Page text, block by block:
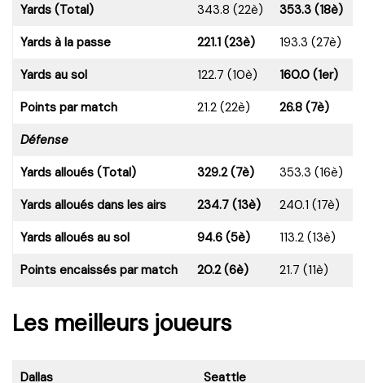
Yards (Total)
343.8 (22è)
353.3 (18è)
Yards à la passe
221.1 (23è)
193.3 (27è)
Yards au sol
122.7 (10è)
160.0 (1er)
Points par match
21.2 (22è)
26.8 (7è)
Défense
Yards alloués (Total)
329.2 (7è)
353.3 (16è)
Yards alloués dans les airs
234.7 (13è)
240.1 (17è)
Yards alloués au sol
94.6 (5è)
113.2 (13è)
Points encaissés par match
20.2 (6è) 21.7 (11è)
Les meilleurs joueurs
Dallas Seattle